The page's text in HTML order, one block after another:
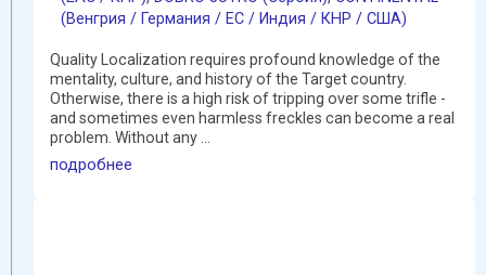
(Венгрия / Германия / ЕС / Индия / КНР / США)
Quality Localization requires profound knowledge of the
mentality, culture, and history of the Target country.
Otherwise, there is a high risk of tripping over some trifle -
and sometimes even harmless freckles can become a real
problem. Without any ...
подробнее